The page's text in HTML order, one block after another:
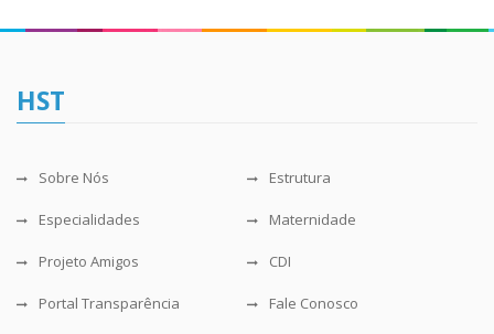
HST
Sobre Nós Estrutura
Especialidades Maternidade
Projeto Amigos CDI
Portal Transparência Fale Conosco